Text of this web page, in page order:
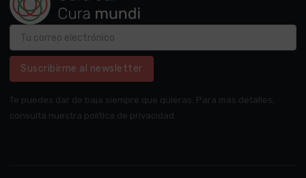
Suscribirme al newsletter
Te puedes dar de baja siempre que quieras. Para más detalles,
consulta nuestra política de privacidad.